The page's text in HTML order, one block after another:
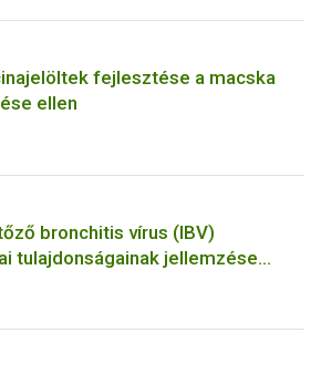
fejlesztése a macska
ellen
bronchitis vírus (IBV)
tulajdonságainak jellemzése
biológiai eszközökkel